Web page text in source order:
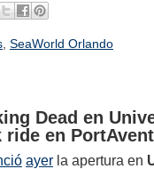
, SeaWorld Orlando
Dead en
ride en
ayerla apertura en